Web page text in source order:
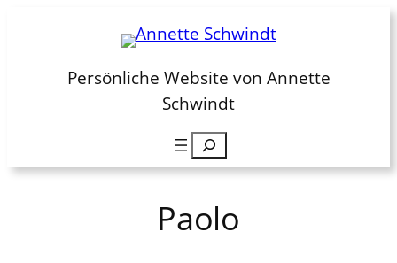
springenPersönliche Website von Annette
Schwindt
Suchen
Paolo